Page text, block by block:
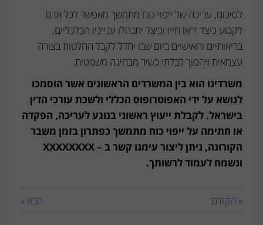
לסיכום, עריכה של ייפוי כוח מתמשך מאפשר לכל אדם
לקבוע כיצד יראו חייו וכיצד יתנהלו ענייניו הכלכליים,
בריאותיים והאישיים ביום שבו יחדל לקבל החלטות בצורה
עצמאית ויהפוך לבלתי כשיר מבחינה משפטית.
משרדינו הוא בין המשרדים הראשונים אשר הוסמכו
לנושא על ידי האפוטרופוס הכללי ולשכת עורכי הדין
בישראל. לקבלת ייעוץ ראשוני בנוגע לעריכה, הפקדה
או חתימה על ייפוי כוח מתמשך כפתרון בזמן משבר
הקורונה, ניתן ליצור עימנו קשר ב – XXXXXXXX
ונשמח לעמוד לרשותך.
« הקודם הבא »